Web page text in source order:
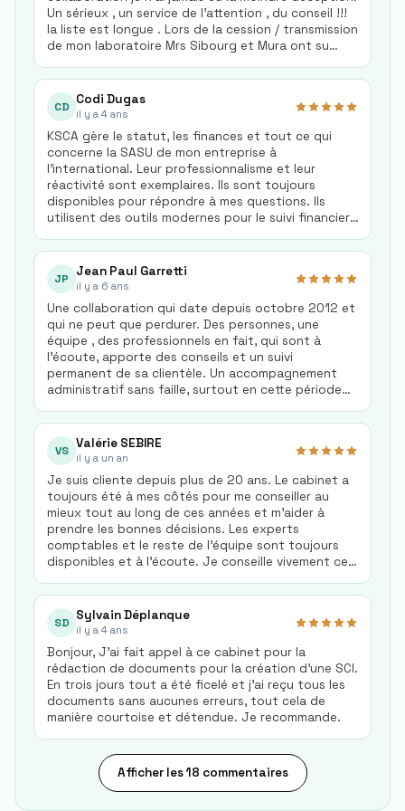
son expertise nationale et internationale,
essentielle à notre relation locale. Merci à M.
Cacheur, à ses équipes et à leur soutien !
Un sérieux , un service de l’attention , du conseil !!!
la liste est longue . Lors de la cession / transmission
de mon laboratoire Mrs Sibourg et Mura ont su
transaction , à présent je reste proche de ce
cabinet d’experts pour d’autres missions et ceci en
toute confiance . BREF RECOMMENDED !!!
Santoro Christian Dentec .
CD Codi Dugas
il y a 4 ans
KSCA gère le statut, les finances et tout ce qui
concerne la SASU de mon entreprise à
l'international. Leur professionnalisme et leur
réactivité sont exemplaires. Ils sont toujours
disponibles pour répondre à mes questions. Ils
utilisent des outils modernes pour le suivi financier,
recommande vivement KSCA pour tous vos besoins
financiers européens et internationaux. Un grand
merci à Yves et Stéphane pour leur dévouement et
JP Jean Paul Garretti
il y a 6 ans
Une collaboration qui date depuis octobre 2012 et
qui ne peut que perdurer. Des personnes, une
équipe , des professionnels en fait, qui sont à
l'écoute, apporte des conseils et un suivi
permanent de sa clientèle. Un accompagnement
administratif sans faille, surtout en cette période
encore opté pour ce cabinet d'experts
comptables?
VS Valérie SEBIRE
il y a un an
Je suis cliente depuis plus de 20 ans. Le cabinet a
toujours été à mes côtés pour me conseiller au
mieux tout au long de ces années et m’aider à
prendre les bonnes décisions. Les experts
comptables et le reste de l’équipe sont toujours
disponibles et à l’écoute. Je conseille vivement ce
SD Sylvain Déplanque
il y a 4 ans
Bonjour, J'ai fait appel à ce cabinet pour la
rédaction de documents pour la création d'une SCI.
En trois jours tout a été ficelé et j'ai reçu tous les
documents sans aucunes erreurs, tout cela de
manière courtoise et détendue. Je recommande.
Afficher les 18 commentaires